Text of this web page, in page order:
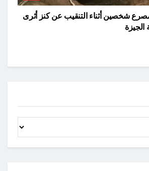
شخصين أثناء التنقيب عن كنز أثرى